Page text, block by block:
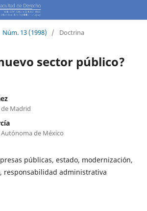
Núm. 13 (1998) / Doctrina
sector público?
Madrid
de México
públicas, estado, modernización,
responsabilidad administrativa